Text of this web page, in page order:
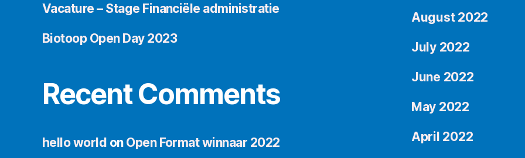
Vacature – Stage Financiële administratie
Biotoop Open Day 2023
Recent Comments
hello world on Open Format winnaar 2022
August 2022
July 2022
June 2022
May 2022
April 2022